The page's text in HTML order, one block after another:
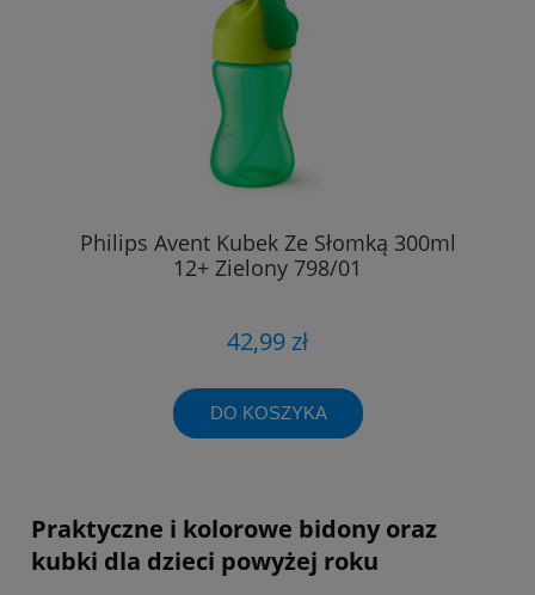
Philips Avent Kubek Ze Słomką 300ml
12+ Zielony 798/01
42,99 zł
DO KOSZYKA
Praktyczne i kolorowe bidony oraz
kubki dla dzieci powyżej roku